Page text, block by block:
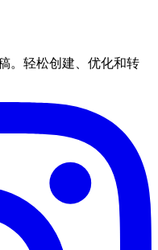
。轻松创建、优化和转